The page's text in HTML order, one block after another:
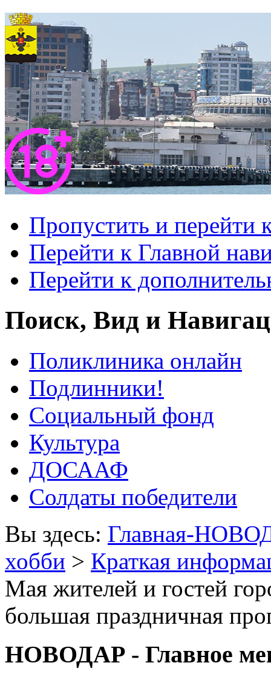
Пропустить и перейти
Перейти к Главной
Перейти к
Поиск, Вид и
Поликлиника онлайн
Подлинники!
Социальный фонд
Культура
ДОСААФ
Солдаты победители
Вы здесь: Главная-
хобби > Краткая
Мая жителей и гостей
большая праздничная
НОВОДАР - Главное